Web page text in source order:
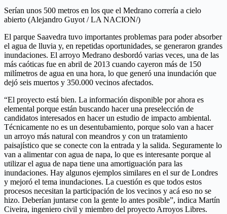
Serían unos 500 metros en los que el Medrano correría a cielo
abierto (Alejandro Guyot / LA NACION/)
El parque Saavedra tuvo importantes problemas para poder absorber
el agua de lluvia y, en repetidas oportunidades, se generaron grandes
inundaciones. El arroyo Medrano desbordó varias veces, una de las
más caóticas fue en abril de 2013 cuando cayeron más de 150
milímetros de agua en una hora, lo que generó una inundación que
dejó seis muertos y 350.000 vecinos afectados.
“El proyecto está bien. La información disponible por ahora es
elemental porque están buscando hacer una preselección de
candidatos interesados en hacer un estudio de impacto ambiental.
Técnicamente no es un desentubamiento, porque solo van a hacer
un arroyo más natural con meandros y con un tratamiento
paisajístico que se conecte con la entrada y la salida. Seguramente lo
van a alimentar con agua de napa, lo que es interesante porque al
utilizar el agua de napa tiene una amortiguación para las
inundaciones. Hay algunos ejemplos similares en el sur de Londres
y mejoró el tema inundaciones. La cuestión es que todos estos
procesos necesitan la participación de los vecinos y acá eso no se
hizo. Deberían juntarse con la gente lo antes posible”, indica Martín
Civeira, ingeniero civil y miembro del proyecto Arroyos Libres.